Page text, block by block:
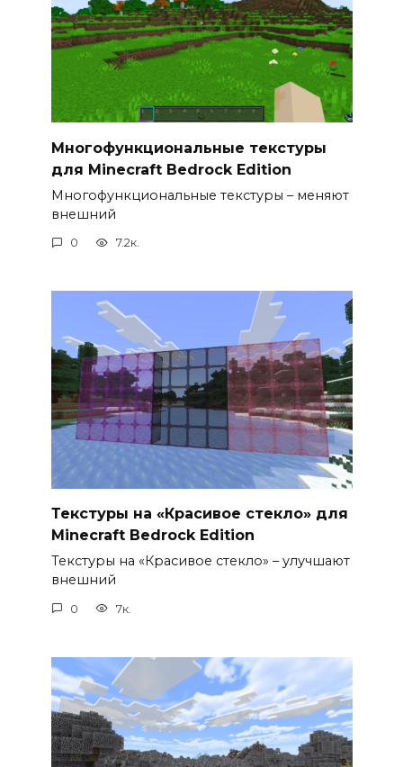
Многофункциональные текстуры
для Minecraft Bedrock Edition
Многофункциональные текстуры – меняют
внешний
0 7.2к.
Текстуры на «Красивое стекло» для
Minecraft Bedrock Edition
Текстуры на «Красивое стекло» – улучшают
внешний
0 7к.